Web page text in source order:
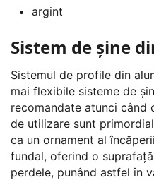
argint
Sistem de șine
Sistemul de profile din
mai flexibile sisteme de
recomandate atunci când
de utilizare sunt
ca un ornament al
fundal, oferind o
perdele, punând astfel în